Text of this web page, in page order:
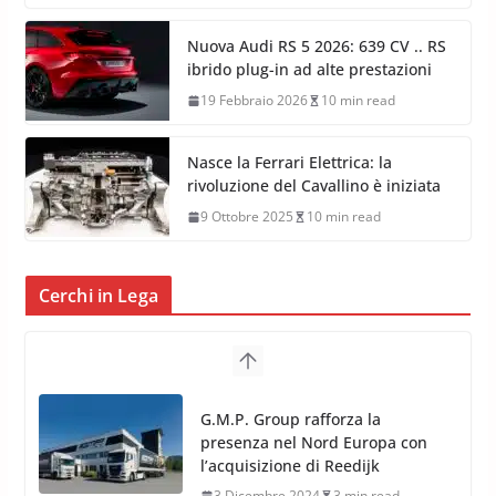
Nuova Audi RS 5 2026: 639 CV .. RS
ibrido plug-in ad alte prestazioni
19 Febbraio 2026 10 min read
Nasce la Ferrari Elettrica: la
rivoluzione del Cavallino è iniziata
9 Ottobre 2025 10 min read
Cerchi in Lega
TPMS Alcar Sensor – Sistemi di
Monitoraggio Pressione
Pneumatici